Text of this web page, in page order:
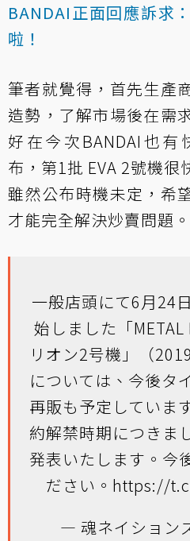
BANDAI正面回應訴求
啦！
筆者就覺得，首先生產
造勢，了解市場後在需
好在今次BANDAI也
布，第1批 EVA 2號機很
雖然公布時機未定，希
才能完全解決炒賣問題。
一般店頭にて6月24
始しました「
リオン2号機」（
については、今後タ
再販も予定していま
約解禁時期につきま
発表いたします。今
ださい。 https://
— 魂ネイション